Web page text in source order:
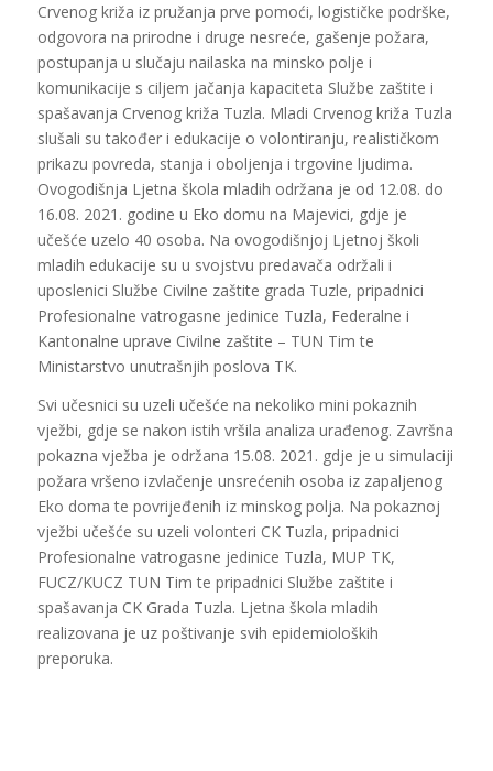
Crvenog križa iz pružanja prve pomoći, logističke podrške,
odgovora na prirodne i druge nesreće, gašenje požara,
postupanja u slučaju nailaska na minsko polje i
komunikacije s ciljem jačanja kapaciteta Službe zaštite i
spašavanja Crvenog križa Tuzla. Mladi Crvenog križa Tuzla
slušali su također i edukacije o volontiranju, realističkom
prikazu povreda, stanja i oboljenja i trgovine ljudima.
Ovogodišnja Ljetna škola mladih održana je od 12.08. do
16.08. 2021. godine u Eko domu na Majevici, gdje je
učešće uzelo 40 osoba. Na ovogodišnjoj Ljetnoj školi
mladih edukacije su u svojstvu predavača održali i
uposlenici Službe Civilne zaštite grada Tuzle, pripadnici
Profesionalne vatrogasne jedinice Tuzla, Federalne i
Kantonalne uprave Civilne zaštite – TUN Tim te
Ministarstvo unutrašnjih poslova TK.
Svi učesnici su uzeli učešće na nekoliko mini pokaznih
vježbi, gdje se nakon istih vršila analiza urađenog. Završna
pokazna vježba je održana 15.08. 2021. gdje je u simulaciji
požara vršeno izvlačenje unsrećenih osoba iz zapaljenog
Eko doma te povrijeđenih iz minskog polja. Na pokaznoj
vježbi učešće su uzeli volonteri CK Tuzla, pripadnici
Profesionalne vatrogasne jedinice Tuzla, MUP TK,
FUCZ/KUCZ TUN Tim te pripadnici Službe zaštite i
spašavanja CK Grada Tuzla. Ljetna škola mladih
realizovana je uz poštivanje svih epidemioloških
preporuka.